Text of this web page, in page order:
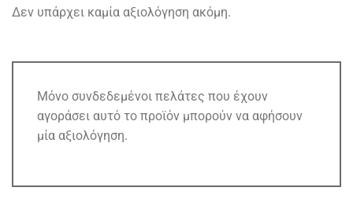
Δεν υπάρχει καμία αξιολόγηση ακόμη.
Μόνο συνδεδεμένοι πελάτες που έχουν
αγοράσει αυτό το προϊόν μπορούν να αφήσουν
μία αξιολόγηση.